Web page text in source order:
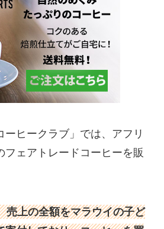
ーヒークラブ」では、アフリ
フェアトレードコーヒーを販
売上の全額をマラウイの子ど